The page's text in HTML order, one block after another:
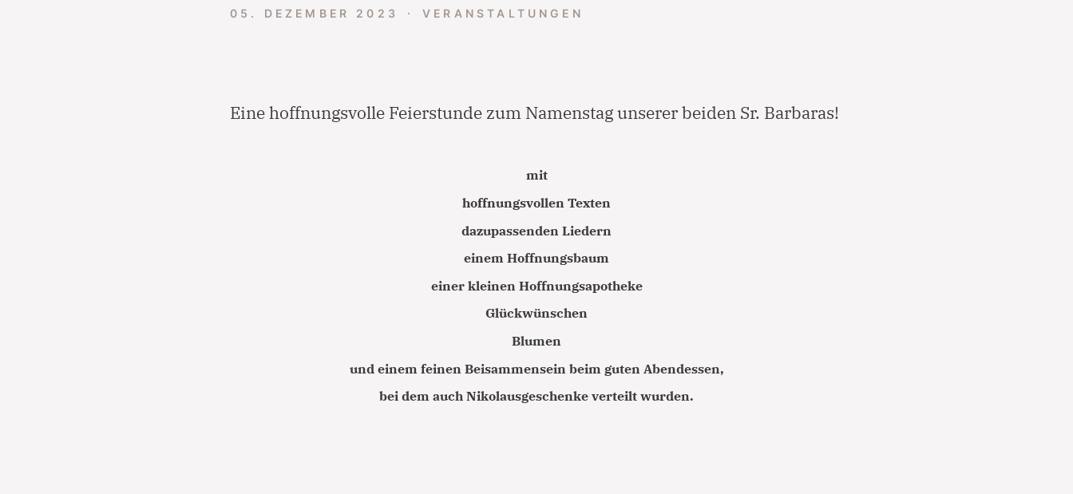
05. DEZEMBER 2023 VERANSTALTUNGEN
Eine hoffnungsvolle Feierstunde zum Namenstag unserer beiden Sr. Barbaras!
mit
hoffnungsvollen Texten
dazupassenden Liedern
einem Hoffnungsbaum
einer kleinen Hoffnungsapotheke
Glückwünschen
Blumen
und einem feinen Beisammensein beim guten Abendessen,
bei dem auch Nikolausgeschenke verteilt wurden.
Lorem ipsum dolor sit amet, consectetur adipisicing elit,
sed do eiusmod tempor incididunt ut labore et dolore
magna aliqua. Ut enim ad minim veniam, quis nostrud
exercitation ullamco laboris nisi ut aliquip ex ea